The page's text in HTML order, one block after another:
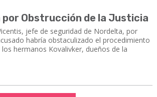
Obstrucción de la Justicia
jefe de seguridad de Nordelta, por
habría obstaculizado el procedimiento
hermanos Kovalivker, dueños de la